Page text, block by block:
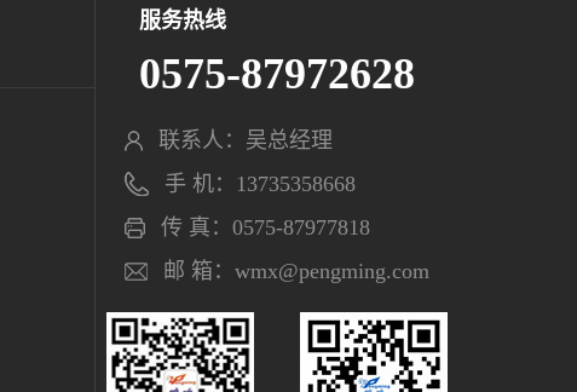
服务热线
0575-87972628
联系人：吴总经理
手 机：13735358668
传 真：0575-87977818
邮 箱：wmx@pengming.com